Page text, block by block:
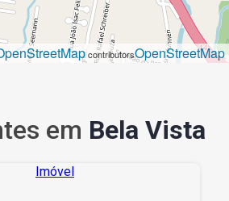
contributorsOpenStreetMap
em Bela Vista